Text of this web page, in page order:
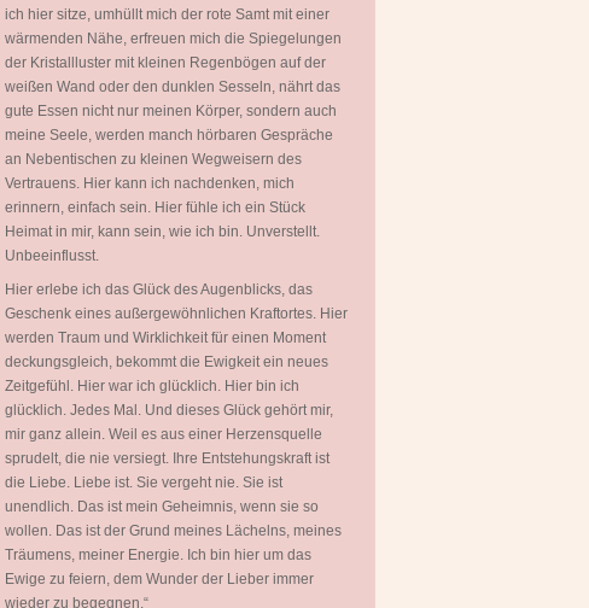
ich hier sitze, umhüllt mich der rote Samt mit einer
wärmenden Nähe, erfreuen mich die Spiegelungen
der Kristallluster mit kleinen Regenbögen auf der
weißen Wand oder den dunklen Sesseln, nährt das
gute Essen nicht nur meinen Körper, sondern auch
meine Seele, werden manch hörbaren Gespräche
an Nebentischen zu kleinen Wegweisern des
Vertrauens. Hier kann ich nachdenken, mich
erinnern, einfach sein. Hier fühle ich ein Stück
Heimat in mir, kann sein, wie ich bin. Unverstellt.
Unbeeinflusst.
Hier erlebe ich das Glück des Augenblicks, das
Geschenk eines außergewöhnlichen Kraftortes. Hier
werden Traum und Wirklichkeit für einen Moment
deckungsgleich, bekommt die Ewigkeit ein neues
Zeitgefühl. Hier war ich glücklich. Hier bin ich
glücklich. Jedes Mal. Und dieses Glück gehört mir,
mir ganz allein. Weil es aus einer Herzensquelle
sprudelt, die nie versiegt. Ihre Entstehungskraft ist
die Liebe. Liebe ist. Sie vergeht nie. Sie ist
unendlich. Das ist mein Geheimnis, wenn sie so
wollen. Das ist der Grund meines Lächelns, meines
Träumens, meiner Energie. Ich bin hier um das
Ewige zu feiern, dem Wunder der Lieber immer
wieder zu begegnen.“